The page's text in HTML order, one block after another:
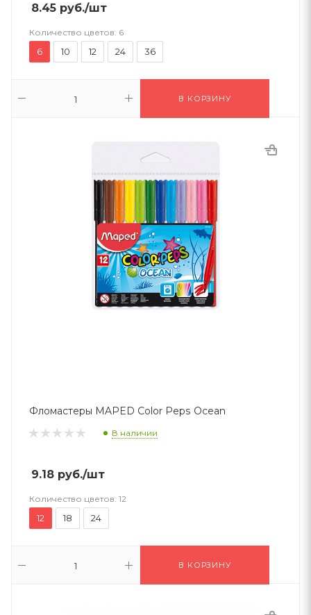
8.45 руб./шт
Количество цветов: 6
6 10 12 24 36
В КОРЗИНУ
Фломастеры MAPED Color Peps Ocean
В наличии
9.18 руб./шт
Количество цветов: 12
12 18 24
В КОРЗИНУ